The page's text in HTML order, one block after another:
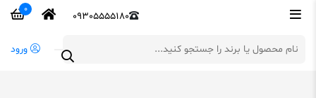
09305555180
0
ورود